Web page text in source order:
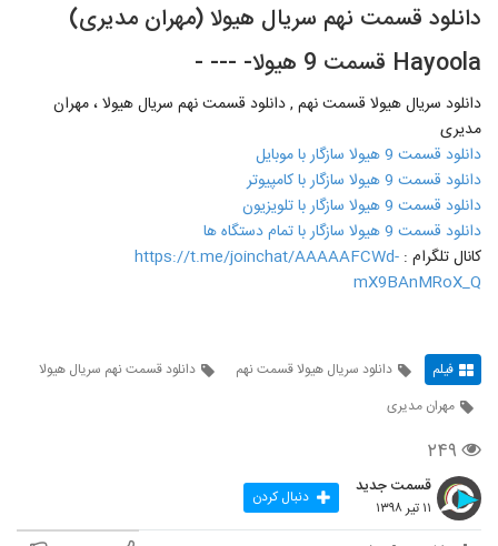
دانلود قسمت نهم سریال هیولا (مهران مدیری)
Hayoola قسمت 9 هیولا- --- -
دانلود سریال هیولا قسمت نهم , دانلود قسمت نهم سریال هیولا ، مهران
مدیری
دانلود قسمت 9 هیولا سازگار با موبایل
دانلود قسمت 9 هیولا سازگار با کامپیوتر
دانلود قسمت 9 هیولا سازگار با تلویزیون
دانلود قسمت 9 هیولا سازگار با تمام دستگاه ها
کانال تلگرام : https://t.me/joinchat/AAAAAFCWd-
mX9BAnMRoX_Q
فیلم دانلود سریال هیولا قسمت نهم
دانلود قسمت نهم سریال هیولا
مهران مدیری
۲۴۹
قسمت جدید
۱۱ تیر ۱۳۹۸ دنبال کردن